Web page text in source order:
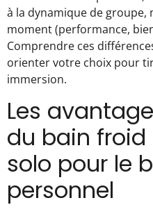
à la dynamique de
moment (performance,
Comprendre ces
orienter votre choix pour
immersion.
Les
du bain
solo pour le
personnel